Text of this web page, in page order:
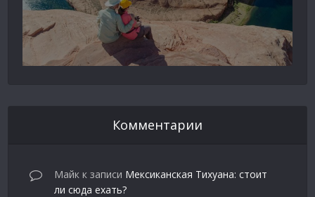
Комментарии
Майк к записи Мексиканская Тихуана: стоит
ли сюда ехать?